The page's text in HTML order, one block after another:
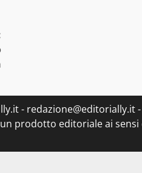
- redazione@editorially.it
prodotto editoriale ai sensi